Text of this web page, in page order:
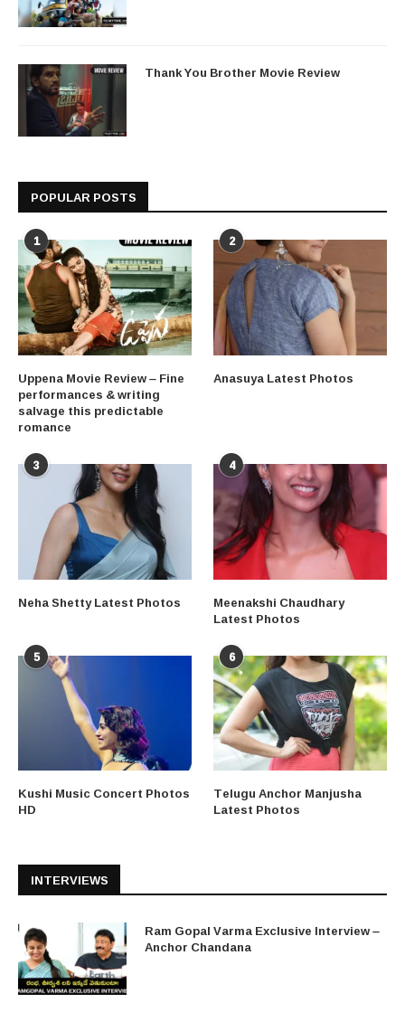
Thank You Brother Movie Review
POPULAR POSTS
1
Uppena Movie Review – Fine
performances & writing
salvage this predictable
romance
2
Anasuya Latest Photos
3
Neha Shetty Latest Photos
4
Meenakshi Chaudhary
Latest Photos
5
Kushi Music Concert Photos
HD
6
Telugu Anchor Manjusha
Latest Photos
INTERVIEWS
Ram Gopal Varma Exclusive Interview –
Anchor Chandana